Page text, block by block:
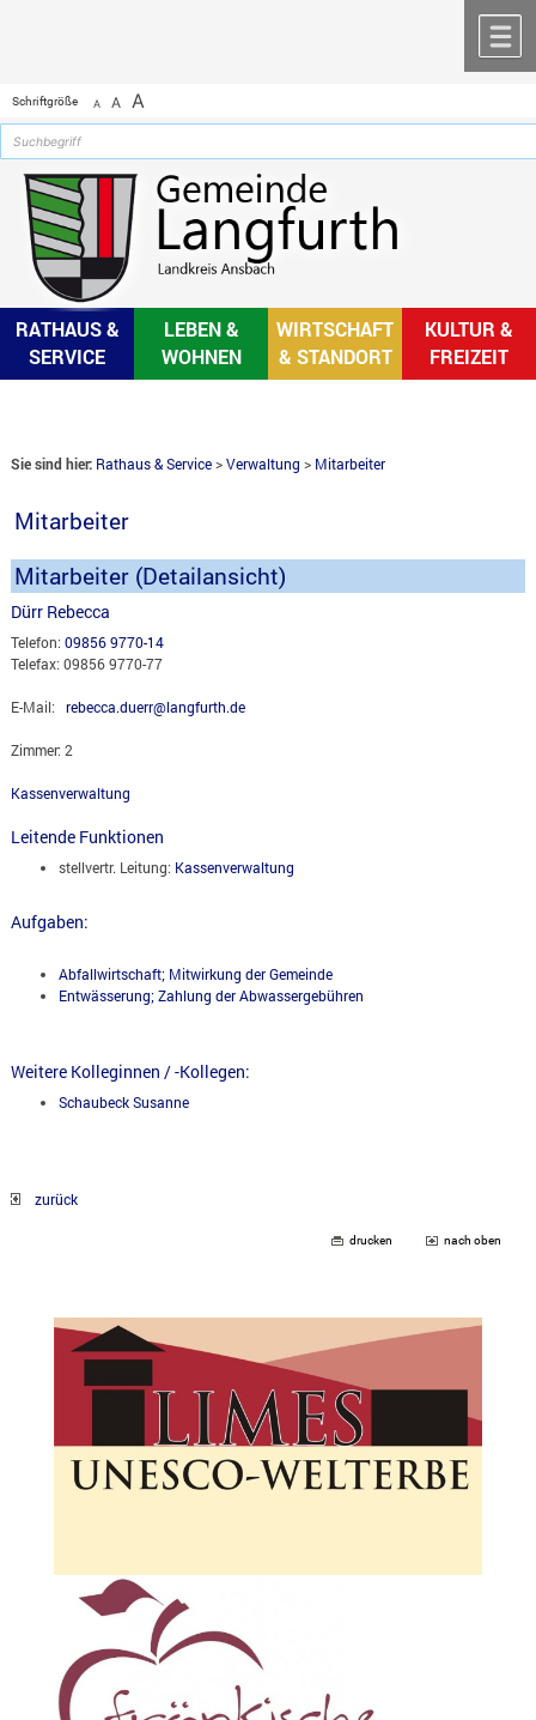
Schriftgröße A A A
RATHAUS &
SERVICE
LEBEN &
WOHNEN
WIRTSCHAFT
& STANDORT
KULTUR &
FREIZEIT
Sie sind hier: Rathaus & Service>Verwaltung > Mitarbeiter
Mitarbeiter
Mitarbeiter (Detailansicht)
Dürr Rebecca
Telefon: 09856 9770-14
Telefax: 09856 9770-77
E-Mail: rebecca.duerr@langfurth.de
Zimmer: 2
Kassenverwaltung
Leitende Funktionen
stellvertr. Leitung: Kassenverwaltung
Aufgaben:
Abfallwirtschaft; Mitwirkung der Gemeinde
Entwässerung; Zahlung der Abwassergebühren
Weitere Kolleginnen / -Kollegen:
Schaubeck Susanne
zurück
drucken nach oben